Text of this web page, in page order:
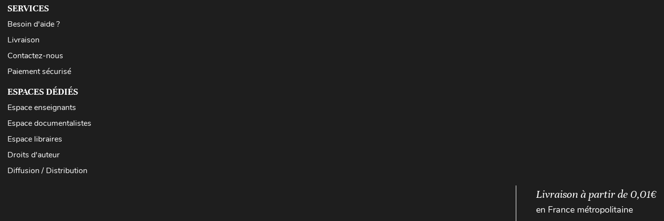
SERVICES
Besoin d'aide ?
Livraison
Contactez-nous
Paiement sécurisé
ESPACES DÉDIÉS
Espace enseignants
Espace documentalistes
Espace libraires
Droits d'auteur
Diffusion / Distribution
Livraison à partir de 0,01€
en France métropolitaine